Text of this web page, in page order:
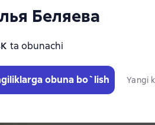
Беляева
ta obunachi
obuna bo`lish Yangi